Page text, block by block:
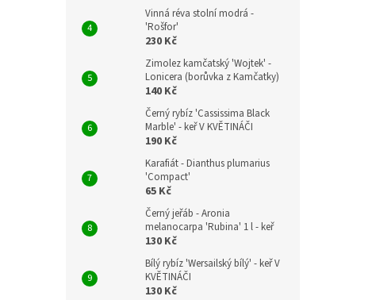
Vinná réva stolní modrá -
'Rošfor'
230 Kč
Zimolez kamčatský 'Wojtek' -
Lonicera (borůvka z Kamčatky)
140 Kč
Černý rybíz 'Cassissima Black
Marble' - keř V KVĚTINÁČI
190 Kč
Karafiát - Dianthus plumarius
'Compact'
65 Kč
Černý jeřáb - Aronia
melanocarpa 'Rubina' 1 l - keř
130 Kč
Bílý rybíz 'Wersailský bílý' - keř V
KVĚTINÁČI
130 Kč